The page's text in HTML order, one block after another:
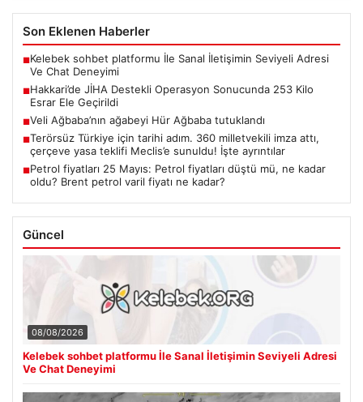
Son Eklenen Haberler
■Kelebek sohbet platformu İle Sanal İletişimin Seviyeli Adresi
Ve Chat Deneyimi
■Hakkari’de JİHA Destekli Operasyon Sonucunda 253 Kilo
Esrar Ele Geçirildi
■Veli Ağbaba’nın ağabeyi Hür Ağbaba tutuklandı
■Terörsüz Türkiye için tarihi adım. 360 milletvekili imza attı,
çerçeve yasa teklifi Meclis’e sunuldu! İşte ayrıntılar
■Petrol fiyatları 25 Mayıs: Petrol fiyatları düştü mü, ne kadar
oldu? Brent petrol varil fiyatı ne kadar?
Güncel
08/08/2026
Kelebek sohbet platformu İle Sanal İletişimin Seviyeli Adresi
Ve Chat Deneyimi